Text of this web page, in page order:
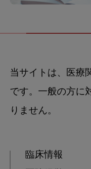
当サイトは、医療
です。一般の方に
りません。
臨床情報